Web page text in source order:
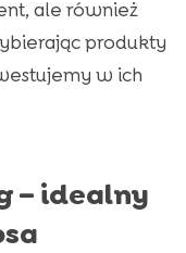
ale również
produkty
w ich
– idealny